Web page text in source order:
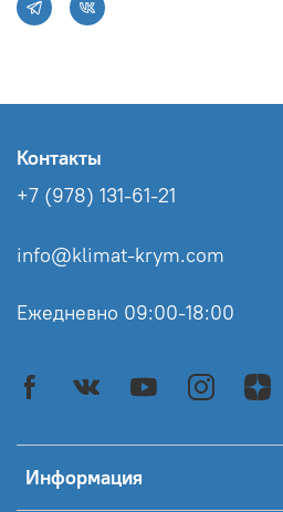
Информация
Контакты
+7 (978) 131-61-21
info@klimat-krym.com
Ежедневно 09:00-18:00